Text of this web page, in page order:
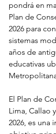
pondrá en
Plan de
2026 para
sistemas
años de
educativas
El Plan de
Lima, Callao
2026, es una